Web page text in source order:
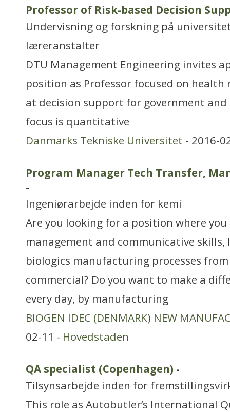
Professor of Risk-based Decision
Undervisning og forskning på
læreranstalter
DTU Management Engineering invites
position as Professor focused on health
at decision support for government
focus is quantitative
Danmarks Tekniske Universitet - 2016-
Program Manager Tech Transfer,
-
Ingeniørarbejde inden for kemi
Are you looking for a position where
management and communicative
biologics manufacturing processes
commercial? Do you want to make a
every day, by manufacturing
BIOGEN IDEC (DENMARK) NEW
02-11 - Hovedstaden
QA specialist (Copenhagen) -
Tilsynsarbejde inden for
This role as Autobutler’s International